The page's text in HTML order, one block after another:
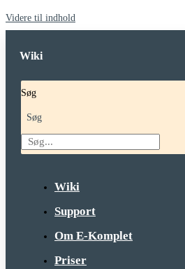
Videre til indhold
Wiki
Søg
Søg
Wiki
Support
Om E-Komplet
Priser